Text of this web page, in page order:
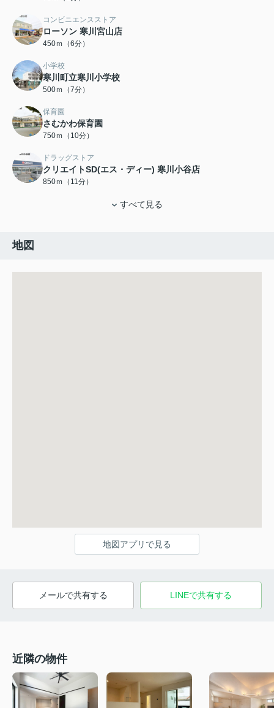
コンビニエンスストア
ローソン 寒川宮山店
450ｍ（6分）
小学校
寒川町立寒川小学校
500ｍ（7分）
保育園
さむかわ保育園
750ｍ（10分）
ドラッグストア
クリエイトSD(エス・ディー) 寒川小谷店
850ｍ（11分）
すべて見る
地図
地図アプリで見る
メールで共有する LINEで共有する
近隣の物件